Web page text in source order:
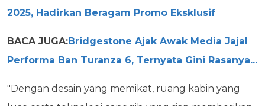
2025, Hadirkan Beragam Promo Eksklusif
BACA JUGA:Bridgestone Ajak Awak Media Jajal
Performa Ban Turanza 6, Ternyata Gini Rasanya...
"Dengan desain yang memikat, ruang kabin yang